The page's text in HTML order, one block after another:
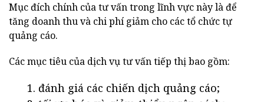
Mục đích chính của tư vấn trong lĩnh vực này là để
tăng doanh thu và chi phí giảm cho các tổ chức tự
quảng cáo.
Các mục tiêu của dịch vụ tư vấn tiếp thị bao gồm:
đánh giá các chiến dịch quảng cáo;